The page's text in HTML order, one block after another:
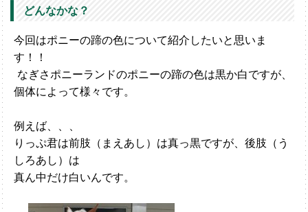
どんなかな？
今回はポニーの蹄の色について紹介したいと思いま
す！！
なぎさポニーランドのポニーの蹄の色は黒か白ですが、
個体によって様々です。
例えば、、、
りっぷ君は前肢（まえあし）は真っ黒ですが、後肢（う
しろあし）は
真ん中だけ白いんです。